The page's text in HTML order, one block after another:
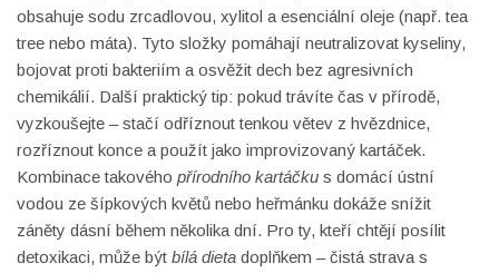
obsahuje sodu zrcadlovou, xylitol a esenciální oleje (např. tea
tree nebo máta). Tyto složky pomáhají neutralizovat kyseliny,
bojovat proti bakteriím a osvěžit dech bez agresivních
chemikálií. Další praktický tip: pokud trávíte čas v přírodě,
vyzkoušejte – stačí odříznout tenkou větev z hvězdnice,
rozříznout konce a použít jako improvizovaný kartáček.
Kombinace takového přírodního kartáčku s domácí ústní
vodou ze šípkových květů nebo heřmánku dokáže snížit
záněty dásní během několika dní. Pro ty, kteří chtějí posílit
detoxikaci, může být bílá dieta doplňkem – čistá strava s